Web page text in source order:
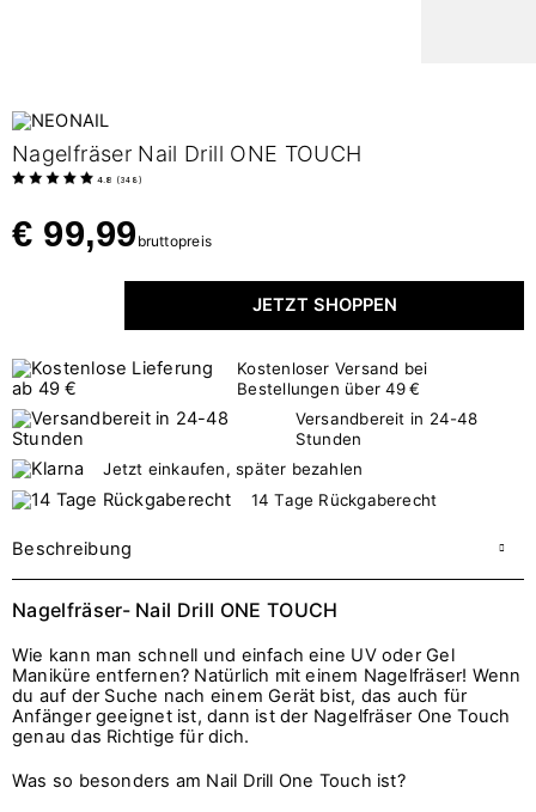
Nagelfräser Nail Drill ONE TOUCH
4.8 (348)
€ 99,99 bruttopreis
JETZT SHOPPEN
Kostenloser Versand bei
Bestellungen über 49 €
Versandbereit in 24-48
Stunden
Jetzt einkaufen, später bezahlen
14 Tage Rückgaberecht
Beschreibung
Nagelfräser- Nail Drill ONE TOUCH
Wie kann man schnell und einfach eine UV oder Gel
Maniküre entfernen? Natürlich mit einem Nagelfräser! Wenn
du auf der Suche nach einem Gerät bist, das auch für
Anfänger geeignet ist, dann ist der Nagelfräser One Touch
genau das Richtige für dich.
Was so besonders am Nail Drill One Touch ist?